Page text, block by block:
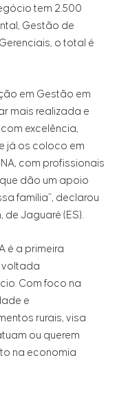
tem 2.500
Gestão de
o total é
em Gestão em
mais realizada e
excelência,
já os coloco em
com profissionais
dão um apoio
família”, declarou
Jaguaré (ES).
é a primeira
voltada
Com foco na
e
rurais, visa
ou querem
na economia